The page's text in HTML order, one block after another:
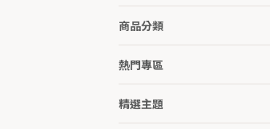
商品分類
熱門專區
精選主題